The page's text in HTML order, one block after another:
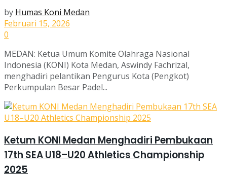
by Humas Koni Medan
Februari 15, 2026
0
MEDAN: Ketua Umum Komite Olahraga Nasional
Indonesia (KONI) Kota Medan, Aswindy Fachrizal,
menghadiri pelantikan Pengurus Kota (Pengkot)
Perkumpulan Besar Padel...
Ketum KONI Medan Menghadiri Pembukaan
17th SEA U18–U20 Athletics Championship
2025